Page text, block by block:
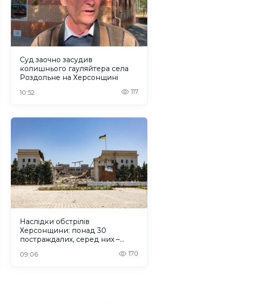
Суд заочно засудив
колишнього гауляйтера села
Роздольне на Херсонщині
10:52 117
Наслідки обстрілів
Херсонщини: понад 30
постраждалих, серед них –
09:06 170